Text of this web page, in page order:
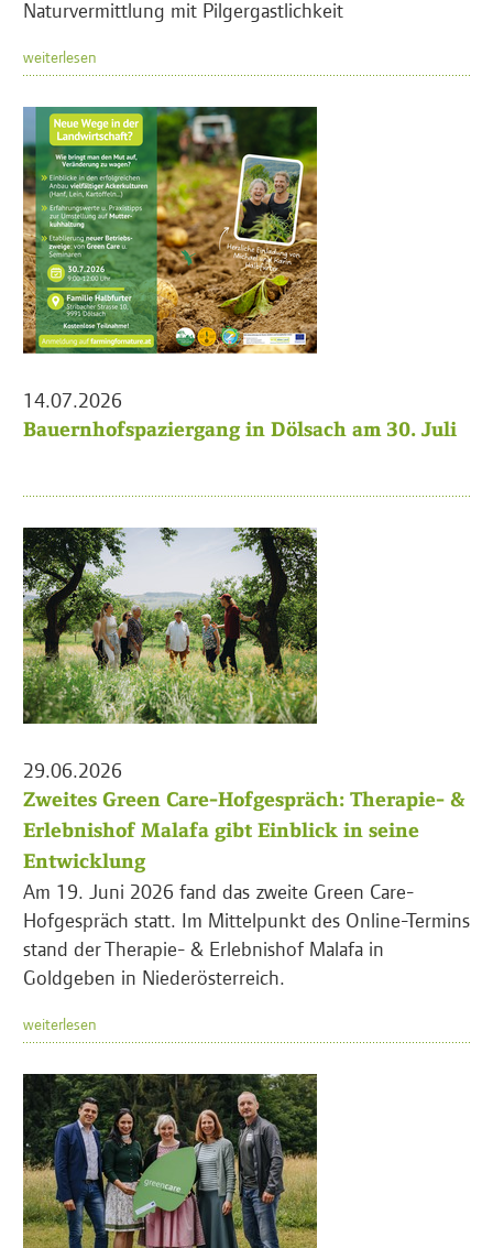
Naturvermittlung mit Pilgergastlichkeit
weiterlesen
14.07.2026
Bauernhofspaziergang in Dölsach am 30. Juli
29.06.2026
Zweites Green Care-Hofgespräch: Therapie- &
Erlebnishof Malafa gibt Einblick in seine
Entwicklung
Am 19. Juni 2026 fand das zweite Green Care-
Hofgespräch statt. Im Mittelpunkt des Online-Termins
stand der Therapie- & Erlebnishof Malafa in
Goldgeben in Niederösterreich.
weiterlesen